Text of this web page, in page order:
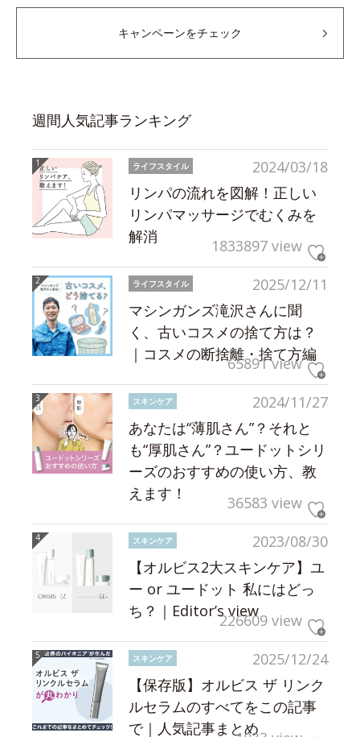
キャンペーンをチェック
週間人気記事ランキング
2024/03/18
ライフスタイル
リンパの流れを図解！正しい
リンパマッサージでむくみを
解消
1833897 view
2025/12/11
ライフスタイル
マシンガンズ滝沢さんに聞
く、古いコスメの捨て方は？
｜コスメの断捨離・捨て方編
65891 view
2024/11/27
スキンケア
あなたは“薄肌さん”？それと
も“厚肌さん”？ユードットシリ
ーズのおすすめの使い方、教
えます！
36583 view
2023/08/30
スキンケア
【オルビス2大スキンケア】ユ
ー or ユードット 私にはどっ
ち？｜Editor’s view226609 view
2025/12/24
スキンケア
【保存版】オルビス ザ リンク
ルセラムのすべてをこの記事
で｜人気記事まとめ